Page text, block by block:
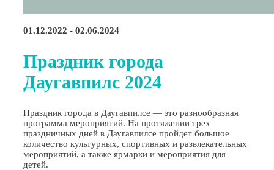
01.12.2022 - 02.06.2024
Праздник города
Даугавпилс 2024
Праздник города в Даугавпилсе — это разнообразная
программа мероприятий. На протяжении трех
праздничных дней в Даугавпилсе пройдет большое
количество культурных, спортивных и развлекательных
мероприятий, а также ярмарки и мероприятия для
детей.